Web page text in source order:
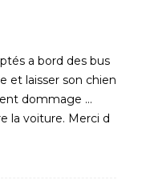
a bord des bus
et laisser son chien
dommage …
la voiture. Merci d